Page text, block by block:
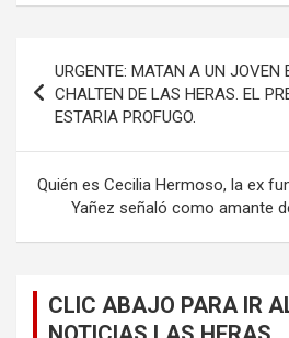
de
entradas
URGENTE: MATAN A UN JOVEN
CHALTEN DE LAS HERAS. EL
ESTARIA PROFUGO.
Quién es Cecilia Hermoso, la ex
Yañez señaló como amante
CLIC ABAJO PARA IR